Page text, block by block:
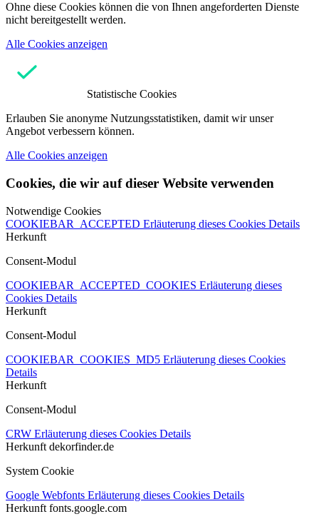
Ohne diese Cookies können die von Ihnen angeforderten Dienste
nicht bereitgestellt werden.
Alle Cookies anzeigen
Statistische Cookies
Erlauben Sie anonyme Nutzungsstatistiken, damit wir unser
Angebot verbessern können.
Alle Cookies anzeigen
Cookies, die wir auf dieser Website verwenden
Notwendige Cookies
COOKIEBAR_ACCEPTED Erläuterung dieses Cookies Details
Herkunft
Consent-Modul
COOKIEBAR_ACCEPTED_COOKIES Erläuterung dieses
Cookies Details
Herkunft
Consent-Modul
COOKIEBAR_COOKIES_MD5 Erläuterung dieses Cookies
Details
Herkunft
Consent-Modul
CRW Erläuterung dieses Cookies Details
Herkunft dekorfinder.de
System Cookie
Google Webfonts Erläuterung dieses Cookies Details
Herkunft fonts.google.com